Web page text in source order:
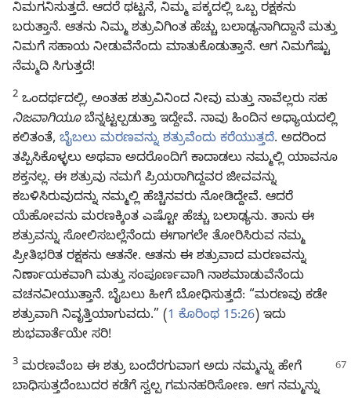
ನಿಮಗನಿಸುತ್ತದೆ. ಆದರೆ ಥಟ್ಟನೆ, ನಿಮ್ಮ ಪಕ್ಕದಲ್ಲಿ ಒಬ್ಬ ರಕ್ಷಕನು
ಬರುತ್ತಾನೆ. ಆತನು ನಿಮ್ಮ ಶತ್ರುವಿಗಿಂತ ಹೆಚ್ಚು ಬಲಾಢ್ಯನಾಗಿದ್ದಾನೆ ಮತ್ತು
ನಿಮಗೆ ಸಹಾಯ ನೀಡುವೆನೆಂದು ಮಾತುಕೊಡುತ್ತಾನೆ. ಆಗ ನಿಮಗೆಷ್ಟು
ನೆಮ್ಮದಿ ಸಿಗುತ್ತದೆ!
2 ಒಂದರ್ಥದಲ್ಲಿ, ಅಂತಹ ಶತ್ರುವಿನಿಂದ ನೀವು ಮತ್ತು ನಾವೆಲ್ಲರು ಸಹ
ನಿಜವಾಗಿಯೂಬೆನ್ನಟ್ಟಲ್ಪಡುತ್ತಾ ಇದ್ದೇವೆ. ನಾವು ಹಿಂದಿನ ಅಧ್ಯಾಯದಲ್ಲಿ
ಕಲಿತಂತೆ, ಬೈಬಲು ಮರಣವನ್ನು ಶತ್ರುವೆಂದು ಕರೆಯುತ್ತದೆ. ಅದರಿಂದ
ತಪ್ಪಿಸಿಕೊಳ್ಳಲು ಅಥವಾ ಅದರೊಂದಿಗೆ ಕಾದಾಡಲು ನಮ್ಮಲ್ಲಿ ಯಾವನೂ
ಶಕ್ತನಲ್ಲ. ಈ ಶತ್ರುವು ನಮಗೆ ಪ್ರಿಯರಾಗಿದ್ದವರ ಜೀವವನ್ನು
ಕಬಳಿಸಿರುವುದನ್ನು ನಮ್ಮಲ್ಲಿ ಹೆಚ್ಚಿನವರು ನೋಡಿದ್ದೇವೆ. ಆದರೆ
ಯೆಹೋವನು ಮರಣಕ್ಕಿಂತ ಎಷ್ಟೋ ಹೆಚ್ಚು ಬಲಾಢ್ಯನು. ತಾನು ಈ
ಶತ್ರುವನ್ನು ಸೋಲಿಸಬಲ್ಲೆನೆಂದು ಈಗಾಗಲೇ ತೋರಿಸಿರುವ ನಮ್ಮ
ಪ್ರೀತಿಭರಿತ ರಕ್ಷಕನು ಆತನೇ. ಆತನು ಈ ಶತ್ರುವಾದ ಮರಣವನ್ನು
ನಿರ್ಣಾಯಕವಾಗಿ ಮತ್ತು ಸಂಪೂರ್ಣವಾಗಿ ನಾಶಮಾಡುವೆನೆಂದು
ವಚನವೀಯುತ್ತಾನೆ. ಬೈಬಲು ಹೀಗೆ ಬೋಧಿಸುತ್ತದೆ: “ಮರಣವು ಕಡೇ
ಶತ್ರುವಾಗಿ ನಿವೃತ್ತಿಯಾಗುವದು.” (1 ಕೊರಿಂಥ 15:26) ಇದು
ಶುಭವಾರ್ತೆಯೇ ಸರಿ!
3 ಮರಣವೆಂಬ ಈ ಶತ್ರು ಬಂದೆರಗುವಾಗ ಅದು ನಮ್ಮನ್ನು ಹೇಗೆ
ಬಾಧಿಸುತ್ತದೆಂಬುದರ ಕಡೆಗೆ ಸ್ವಲ್ಪ ಗಮನಹರಿಸೋಣ. ಆಗ ನಮ್ಮನ್ನು